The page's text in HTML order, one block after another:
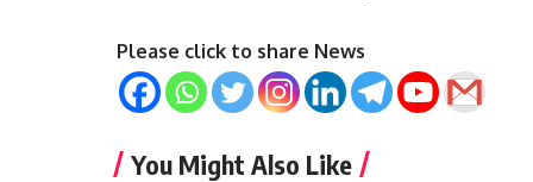
Please click to share News
You Might Also Like